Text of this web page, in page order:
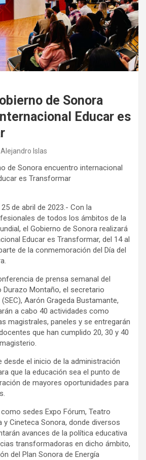
de Sonora
Educar es
Alejandro Islas
de Sonora encuentro internacional
es Transformar
de abril de 2023.- Con la
de todos los ámbitos de la
el Gobierno de Sonora realizará
Educar es Transformar, del 14 al
de la conmemoración del Día del
de prensa semanal del
Montaño, el secretario
Aarón Grageda Bustamante,
a cabo 40 actividades como
magistrales, paneles y se entregarán
que han cumplido 20, 30 y 40
desde el inicio de la administración
que la educación sea el punto de
de mayores oportunidades para
sedes Expo Fórum, Teatro
y Cineteca Sonora, donde diversos
avances de la política educativa
transformadoras en dicho ámbito,
del Plan Sonora de Energía